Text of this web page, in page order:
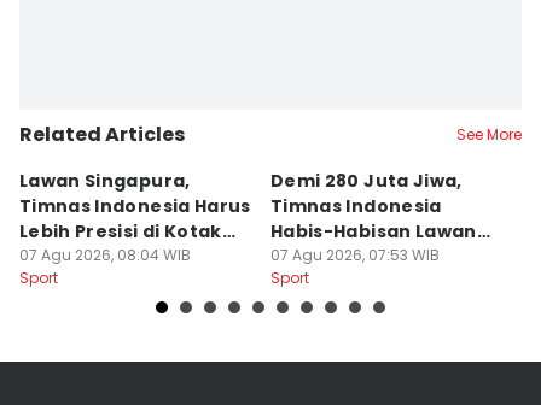
Related Articles See More
Lawan Singapura,
Timnas Indonesia Harus
Lebih Presisi di Kotak
Penalti
07 Agu 2026, 08:04 WIB
Sport
Demi 280 Juta Jiwa,
Timnas Indonesia
Habis-Habisan Lawan
Singapura
07 Agu 2026, 07:53 WIB
Sport